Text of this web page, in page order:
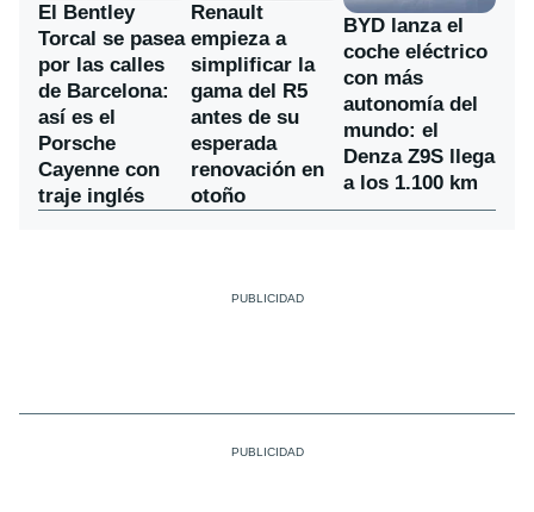
El Bentley
Torcal se pasea
por las calles
de Barcelona:
así es el
Porsche
Cayenne con
traje inglés
Renault
empieza a
simplificar la
gama del R5
antes de su
esperada
renovación en
otoño
BYD lanza el
coche eléctrico
con más
autonomía del
mundo: el
Denza Z9S llega
a los 1.100 km